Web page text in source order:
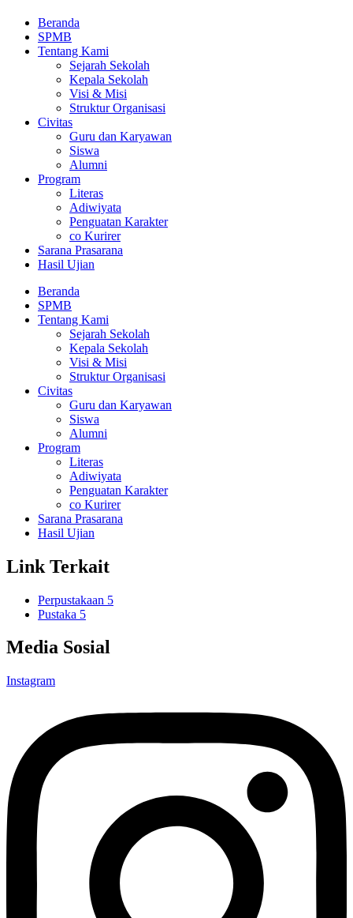
Beranda
SPMB
Tentang Kami
Sejarah Sekolah
Kepala Sekolah
Visi & Misi
Struktur Organisasi
Civitas
Guru dan Karyawan
Siswa
Alumni
Program
Literas
Adiwiyata
Penguatan Karakter
co Kurirer
Sarana Prasarana
Hasil Ujian
Beranda
SPMB
Tentang Kami
Sejarah Sekolah
Kepala Sekolah
Visi & Misi
Struktur Organisasi
Civitas
Guru dan Karyawan
Siswa
Alumni
Program
Literas
Adiwiyata
Penguatan Karakter
co Kurirer
Sarana Prasarana
Hasil Ujian
Link Terkait
Perpustakaan 5
Pustaka 5
Media Sosial
Instagram